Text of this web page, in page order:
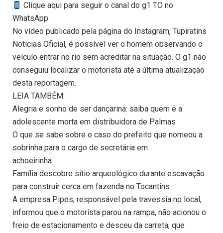
Clique aqui para seguir o canal do g1 TO no
WhatsApp
No vídeo publicado pela página do Instagram, Tupiratins
Noticias Oficial, é possível ver o homem observando o
veículo entrar no rio sem acreditar na situação. O g1 não
conseguiu localizar o motorista até a última atualização
desta reportagem.
LEIA TAMBÉM:
Alegria e sonho de ser dançarina: saiba quem é a
adolescente morta em distribuidora de Palmas
O que se sabe sobre o caso do prefeito que nomeou a
sobrinha para o cargo de secretária em
achoeirinha
Família descobre sítio arqueológico durante escavação
para construir cerca em fazenda no Tocantins
A empresa Pipes, responsável pela travessia no local,
informou que o motorista parou na rampa, não acionou o
freio de estacionamento e desceu da carreta, que